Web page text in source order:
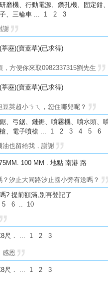
磨機、行動電源、鑽孔機、固定鉗
、三輪車
1 2 3
謝
藶)(寶蓋草)(已求得)
，方便你來取0982337315劉先生
藶)(寶蓋草)(已求得)
莢超小ㄋㄟ，您住哪兒呢？
、弓鋸、鏈鋸、噴霧機、噴水頭、
、電子噴槍
1 2 3 4 5 6
油也留給我，謝謝
100 MM . 地點 南港 路
汐止大同路汐止國小旁有送嗎？
? 提前額滿,別再登記了
5 6 10
尺． 1 2 3
感恩
尺． 1 2 3